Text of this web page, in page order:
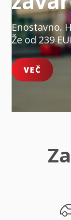
Enostavno.
Že od 239
VEČ